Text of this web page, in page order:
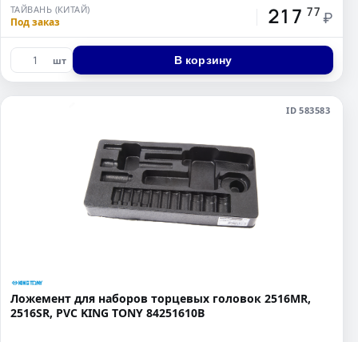
ТАЙВАНЬ (КИТАЙ)
Под заказ 217 77 ₽
шт В корзину
ID 583583
Ложемент для наборов торцевых головок 2516MR,
2516SR, PVC KING TONY 84251610B